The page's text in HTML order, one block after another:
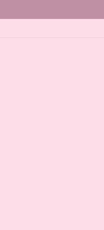
al contenido